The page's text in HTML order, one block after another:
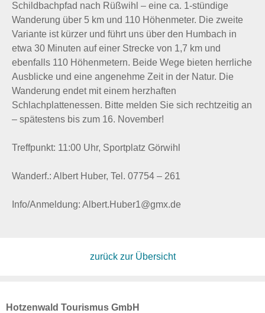
Schildbachpfad nach Rüßwihl – eine ca. 1-stündige
Wanderung über 5 km und 110 Höhenmeter. Die zweite
Variante ist kürzer und führt uns über den Humbach in
etwa 30 Minuten auf einer Strecke von 1,7 km und
ebenfalls 110 Höhenmetern. Beide Wege bieten herrliche
Ausblicke und eine angenehme Zeit in der Natur. Die
Wanderung endet mit einem herzhaften
Schlachplattenessen. Bitte melden Sie sich rechtzeitig an
– spätestens bis zum 16. November!
Treffpunkt: 11:00 Uhr, Sportplatz Görwihl
Wanderf.: Albert Huber, Tel. 07754 – 261
Info/Anmeldung: Albert.Huber1@gmx.de
zurück zur Übersicht
Hotzenwald Tourismus GmbH